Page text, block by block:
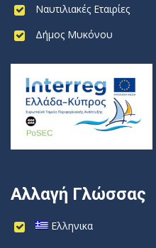
Ναυτιλιακές Εταιρίες
Δήμος Μυκόνου
Αλλαγή Γλώσσας
Ελληνικα